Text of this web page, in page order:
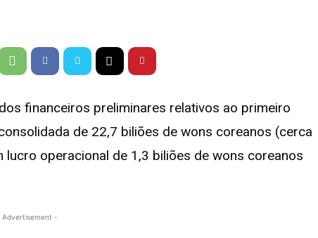
financeiros preliminares relativos ao primeiro
de 22,7 biliões de wons coreanos (cerca
operacional de 1,3 biliões de wons coreanos
Advertisement -